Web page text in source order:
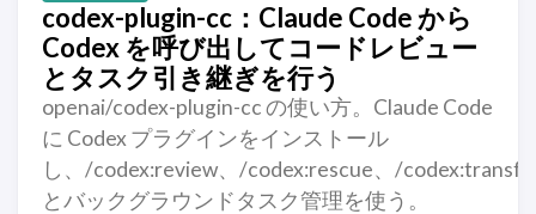
codex-plugin-cc：Claude Code から
Codex を呼び出してコードレビュー
とタスク引き継ぎを行う
openai/codex-plugin-cc の使い方。Claude Code
に Codex プラグインをインストール
し、/codex:review、/codex:rescue、/
とバックグラウンドタスク管理を使う。